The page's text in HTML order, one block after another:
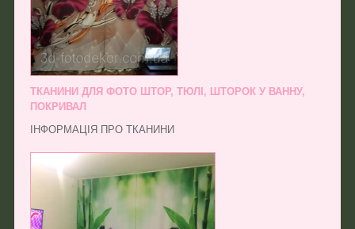
ТКАНИНИ ДЛЯ ФОТО ШТОР, ТЮЛІ, ШТОРОК У ВАННУ,
ПОКРИВАЛ
ІНФОРМАЦІЯ ПРО ТКАНИНИ